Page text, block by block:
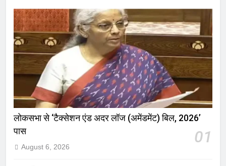
लोकसभा से ‘टैक्सेशन एंड अदर लॉज (अमेंडमेंट) बिल, 2026’
पास
01
August 6, 2026